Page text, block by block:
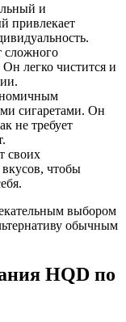
и
привлекает
сложного
легко чистится и
сигаретами. Он
не требует
своих
чтобы
выбором
обычным
HQD по